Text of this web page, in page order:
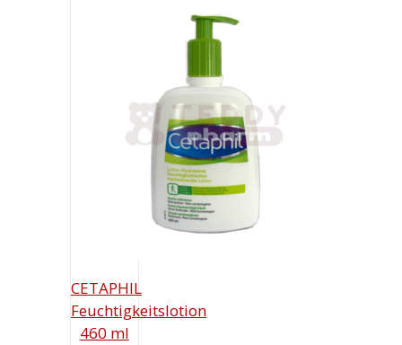
CETAPHIL
Feuchtigkeitslotion
460 ml